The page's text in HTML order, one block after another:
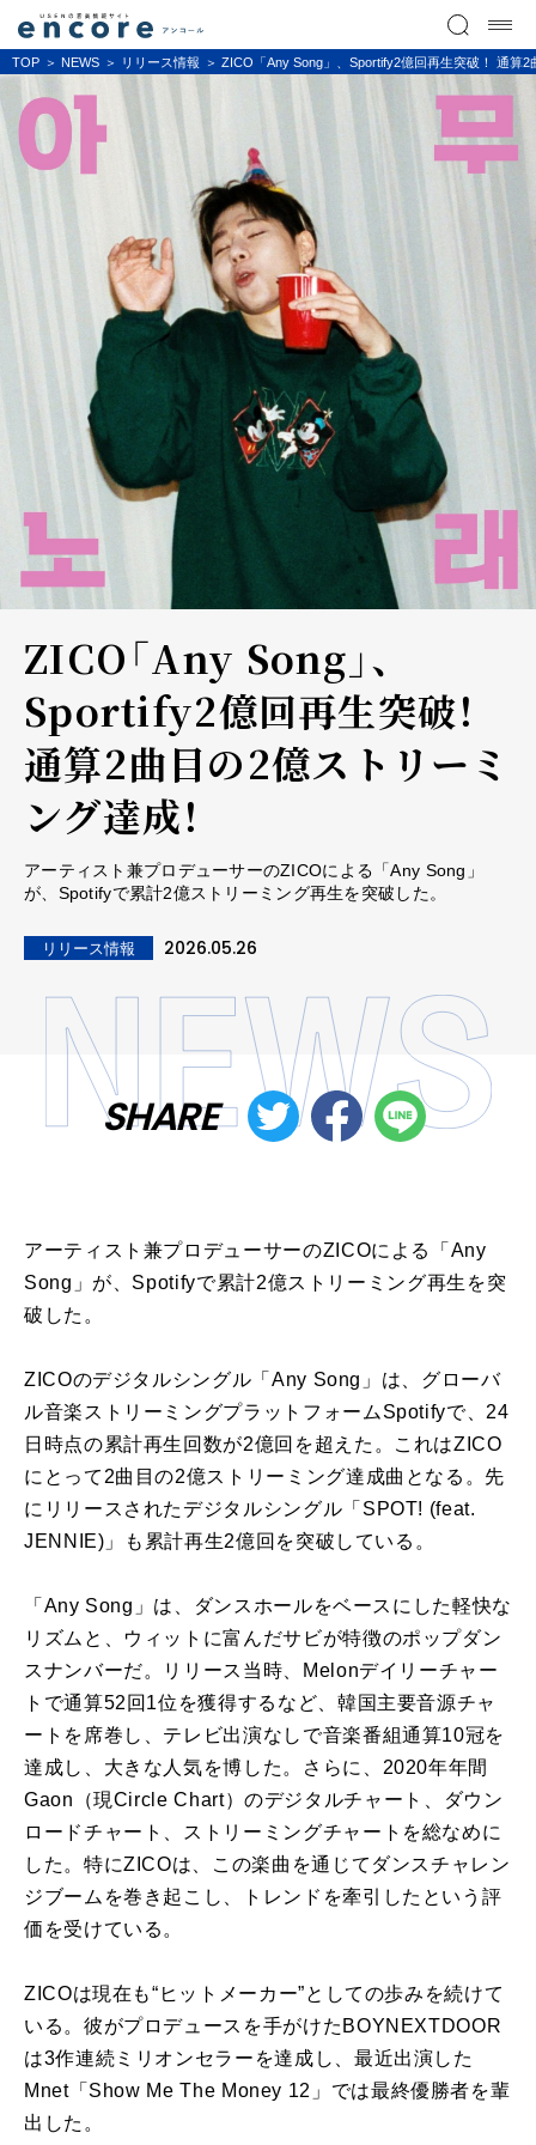
TOP NEWS リリース情報 ZICO「Any Song」、Sportify2億回再生突破！ 通算
ZICO「Any Song」、
Sportify2億回再生突破！
通算2曲目の2億ストリーミ
ング達成！
アーティスト兼プロデューサーのZICOによる「Any Song」
が、Spotifyで累計2億ストリーミング再生を突破した。
リリース情報 2026.05.26
SHARE
アーティスト兼プロデューサーのZICOによる「Any
Song」が、Spotifyで累計2億ストリーミング再生を突
破した。
ZICOのデジタルシングル「Any Song」は、グローバ
ル音楽ストリーミングプラットフォームSpotifyで、24
日時点の累計再生回数が2億回を超えた。これはZICO
にとって2曲目の2億ストリーミング達成曲となる。先
にリリースされたデジタルシングル「SPOT! (feat.
JENNIE)」も累計再生2億回を突破している。
「Any Song」は、ダンスホールをベースにした軽快な
リズムと、ウィットに富んだサビが特徴のポップダン
スナンバーだ。リリース当時、Melonデイリーチャー
トで通算52回1位を獲得するなど、韓国主要音源チャ
ートを席巻し、テレビ出演なしで音楽番組通算10冠を
達成し、大きな人気を博した。さらに、2020年年間
Gaon（現Circle Chart）のデジタルチャート、ダウン
ロードチャート、ストリーミングチャートを総なめに
した。特にZICOは、この楽曲を通じてダンスチャレン
ジブームを巻き起こし、トレンドを牽引したという評
価を受けている。
ZICOは現在も“ヒットメーカー”としての歩みを続けて
いる。彼がプロデュースを手がけたBOYNEXTDOOR
は3作連続ミリオンセラーを達成し、最近出演した
Mnet「Show Me The Money 12」では最終優勝者を輩
出した。